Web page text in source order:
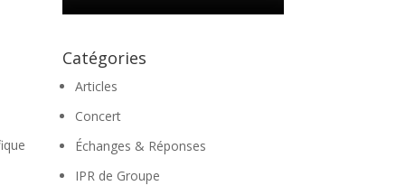
Catégories
Articles
Concert
Échanges & Réponses
IPR de Groupe